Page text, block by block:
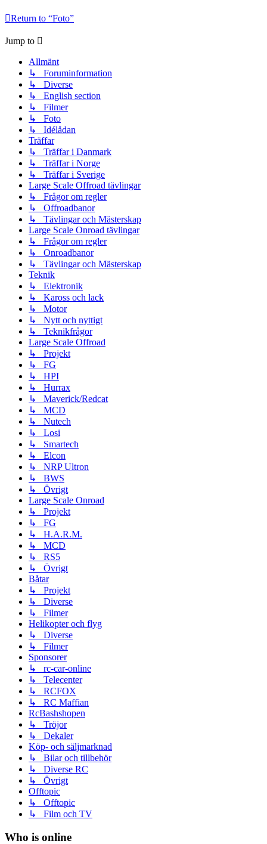
Return to “Foto”
Jump to
Allmänt
↳ Foruminformation
↳ Diverse
↳ English section
↳ Filmer
↳ Foto
↳ Idélådan
Träffar
↳ Träffar i Danmark
↳ Träffar i Norge
↳ Träffar i Sverige
Large Scale Offroad tävlingar
↳ Frågor om regler
↳ Offroadbanor
↳ Tävlingar och Mästerskap
Large Scale Onroad tävlingar
↳ Frågor om regler
↳ Onroadbanor
↳ Tävlingar och Mästerskap
Teknik
↳ Elektronik
↳ Kaross och lack
↳ Motor
↳ Nytt och nyttigt
↳ Teknikfrågor
Large Scale Offroad
↳ Projekt
↳ FG
↳ HPI
↳ Hurrax
↳ Maverick/Redcat
↳ MCD
↳ Nutech
↳ Losi
↳ Smartech
↳ Elcon
↳ NRP Ultron
↳ BWS
↳ Övrigt
Large Scale Onroad
↳ Projekt
↳ FG
↳ H.A.R.M.
↳ MCD
↳ RS5
↳ Övrigt
Båtar
↳ Projekt
↳ Diverse
↳ Filmer
Helikopter och flyg
↳ Diverse
↳ Filmer
Sponsorer
↳ rc-car-online
↳ Telecenter
↳ RCFOX
↳ RC Maffian
RcBashshopen
↳ Tröjor
↳ Dekaler
Köp- och säljmarknad
↳ Bilar och tillbehör
↳ Diverse RC
↳ Övrigt
Offtopic
↳ Offtopic
↳ Film och TV
Who is online